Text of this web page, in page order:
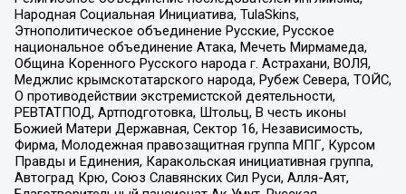
Народная Социальная Инициатива, TulaSkins,
Этнополитическое объединение Русские, Русское
национальное объединение Атака, Мечеть Мирмамеда,
Община Коренного Русского народа г. Астрахани, ВОЛЯ,
Меджлис крымскотатарского народа, Рубеж Севера, ТОЙС,
О противодействии экстремистской деятельности,
РЕВТАТПОД, Артподготовка, Штольц, В честь иконы
Божией Матери Державная, Сектор 16, Независимость,
Фирма, Молодежная правозащитная группа МПГ, Курсом
Правды и Единения, Каракольская инициативная группа,
Автоград Крю, Союз Славянских Сил Руси, Алля-Аят,